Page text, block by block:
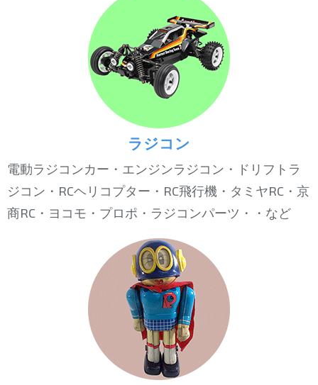
ラジコン
電動ラジコンカー・エンジンラジコン・ドリフトラ
ジコン・RCヘリコプター・RC飛行機・タミヤRC・京
商RC・ヨコモ・プロポ・ラジコンパーツ・・など